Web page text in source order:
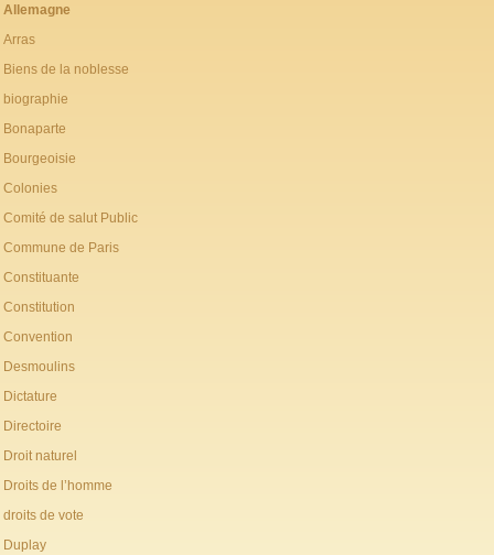
Allemagne
Arras
Biens de la noblesse
biographie
Bonaparte
Bourgeoisie
Colonies
Comité de salut Public
Commune de Paris
Constituante
Constitution
Convention
Desmoulins
Dictature
Directoire
Droit naturel
Droits de l’homme
droits de vote
Duplay